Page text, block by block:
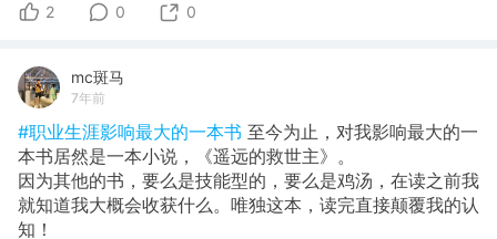
2 0 0
mc斑马
7年前
#职业生涯影响最大的一本书 至今为止，对我影响最大的一
本书居然是一本小说，《遥远的救世主》。
因为其他的书，要么是技能型的，要么是鸡汤，在读之前我
就知道我大概会收获什么。唯独这本，读完直接颠覆我的认
知！